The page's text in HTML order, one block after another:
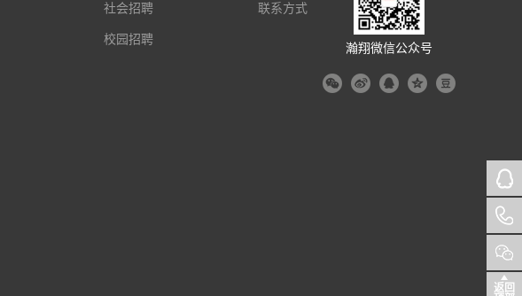
瀚翔微信公众号
社会招聘
校园招聘
联系方式
返回